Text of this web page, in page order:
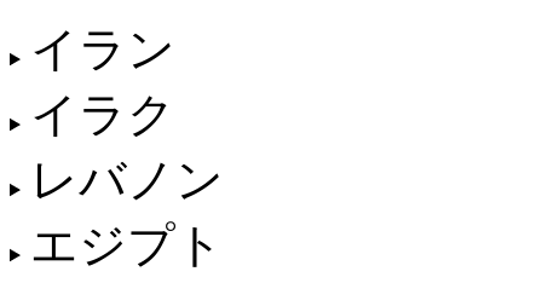
イラン
イラク
レバノン
エジプト